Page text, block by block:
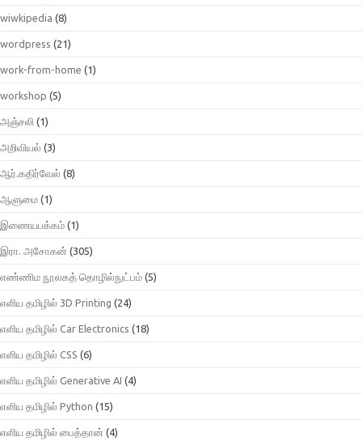
wiwkipedia (8)
wordpress (21)
work-from-home (1)
workshop (5)
அஞ்சலி (1)
அறிவியல் (3)
ஆர்.கதிர்வேல் (8)
ஆளுமை (1)
இணையபக்கம் (1)
இரா. அசோகன் (305)
எண்ணிம நூலகத் தொழில்நுட்பம் (5)
எளிய தமிழில் 3D Printing (24)
எளிய தமிழில் Car Electronics (18)
எளிய தமிழில் CSS (6)
எளிய தமிழில் Generative AI (4)
எளிய தமிழில் Python (15)
எளிய தமிழில் பைத்தான் (4)